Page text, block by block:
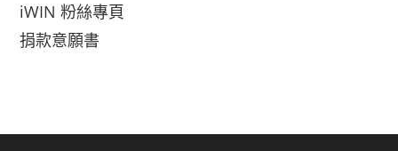
iWIN 粉絲專頁
捐款意願書